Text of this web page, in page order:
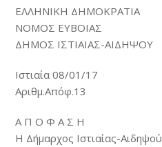
ΕΛΛΗΝΙΚΗ ΔΗΜΟΚΡΑΤΙΑ
ΝΟΜΟΣ ΕΥΒΟΙΑΣ
ΔΗΜΟΣ ΙΣΤΙΑΙΑΣ-ΑΙΔΗΨΟΥ
Ιστιαία 08/01/17
Αριθμ.Απόφ.13
Α Π Ο Φ Α Σ Η
Η Δήμαρχος Ιστιαίας-Αιδηψού